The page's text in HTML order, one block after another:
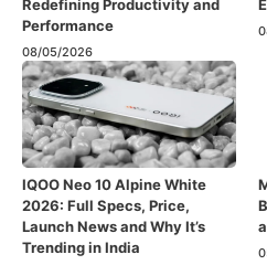
Redefining Productivity and
Performance
08/05/2026
IQOO Neo 10 Alpine White
2026: Full Specs, Price,
Launch News and Why It’s
Trending in India